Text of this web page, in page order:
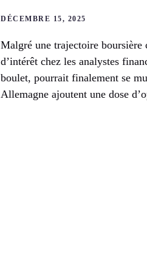
DÉCEMBRE 15, 2025
Malgré une trajectoire boursière
d’intérêt chez les analystes
boulet, pourrait finalement se
Allemagne ajoutent une dose